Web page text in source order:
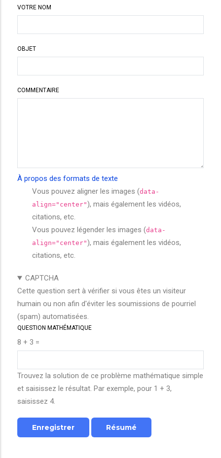
VOTRE NOM
OBJET
COMMENTAIRE
À propos des formats de texte
Vous pouvez aligner les images (data-
align="center"), mais également les vidéos,
citations, etc.
Vous pouvez légender les images (data-
align="center"), mais également les vidéos,
citations, etc.
CAPTCHA
Cette question sert à vérifier si vous êtes un visiteur
humain ou non afin d'éviter les soumissions de pourriel
(spam) automatisées.
QUESTION MATHÉMATIQUE
8 + 3 =
Trouvez la solution de ce problème mathématique simple
et saisissez le résultat. Par exemple, pour 1 + 3,
saisissez 4.